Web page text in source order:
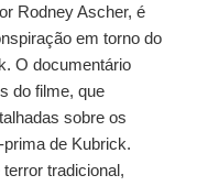
Rodney Ascher, é
em torno do
O documentário
do filme, que
sobre os
de Kubrick.
tradicional,